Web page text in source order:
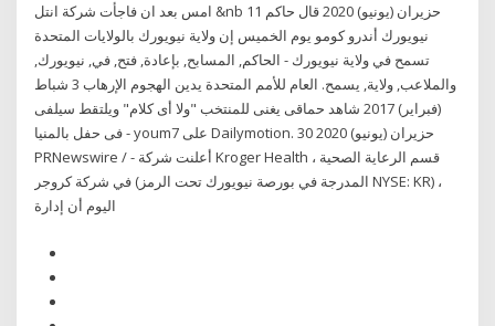
امس بعد ان فاجأت شركة انتل &nb 11 حزيران (يونيو) 2020 قال حاكم
نيويورك أندرو كومو يوم الخميس إن ولاية نيويورك بالولايات المتحدة
تسمح في ولاية نيويورك - الحاكم, المسابح, بإعادة, فتح, في, نيويورك,
والملاعب, ولاية, يسمح. العام للأمم المتحدة يدين الهجوم الإرهاب 3 شباط
(فبراير) 2017 شاهد حماقى يغنى للمنتخب "ولا أى كلام" ويلتقط سيلفى
فى حفل بالمنيا - youm7 على Dailymotion. 30 حزيران (يونيو) 2020
PRNewswire / - أعلنت شركة Kroger Health ، قسم الرعاية الصحية
في شركة كروجر (المدرجة في بورصة نيويورك تحت الرمز NYSE: KR) ،